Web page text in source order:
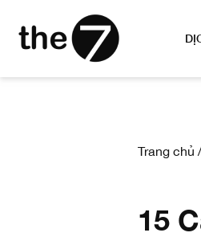
Trang chủ
15